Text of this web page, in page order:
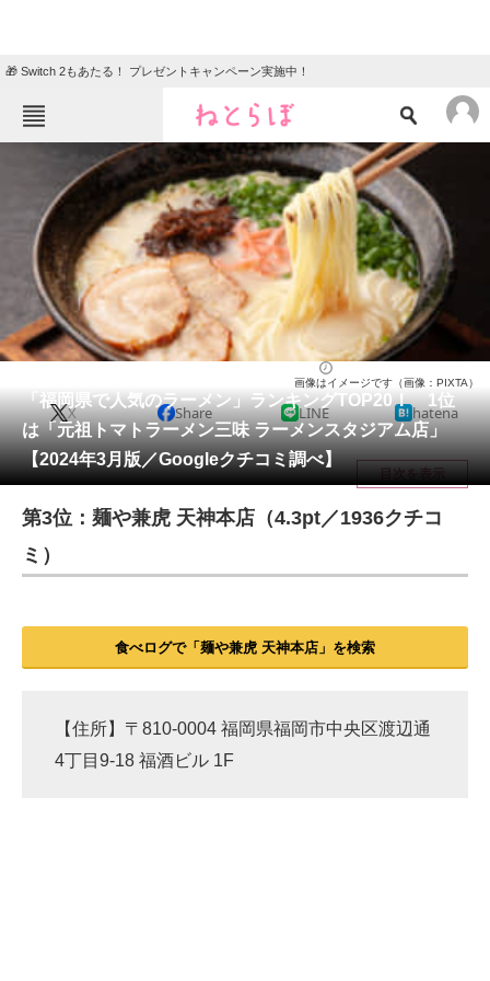
🎁 Switch 2もあたる！ プレゼントキャンペーン実施中！
ねとらぼメニュー
ニュース
エンタメ クイズ
グルメ 地域
住まい 教育・育児
動物 リサーチ
会員記事
メディア
注目記事を集めた総合ページ
進化するPCとデバイスの未来
ビジネスと働き方のヒント
AI活用のいまが分かる
「福岡県で人気のラーメン」ランキングTOP20！ 1位
は「元祖トマトラーメン三味 ラーメンスタジアム店」
【2024年3月版／Googleクチコミ調べ】
画像はイメージです（画像：PIXTA）
X Share LINE hatena
目次を表示
第3位：麺や兼虎 天神本店（4.3pt／1936クチコ
ミ）
食べログで「麺や兼虎 天神本店」を検索
【住所】〒810-0004 福岡県福岡市中央区渡辺通
4丁目9-18 福酒ビル 1F